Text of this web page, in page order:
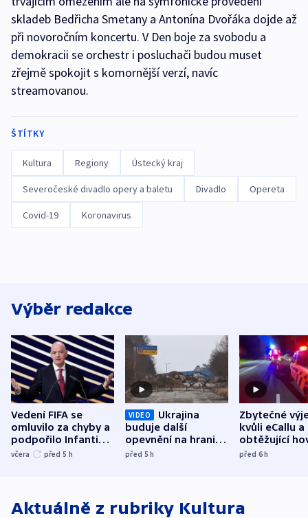
skladeb Bedřicha Smetany a Antonína Dvořáka dojde až
při novoročním koncertu. V Den boje za svobodu a
demokracii se orchestr i posluchači budou muset
zřejmě spokojit s komornější verzí, navíc
streamovanou.
ŠTÍTKY
Kultura Regiony Ústecký kraj
Severočeské divadlo opery a baletu Divadlo Opereta
Covid-19 Koronavirus
Výběr redakce
Vedení FIFA se
omluvilo za chyby a
podpořilo Infantina.
UEFA trvá na
včera před 5 h
VIDEO
Ukrajina
buduje další
opevnění na hranici
s Běloruskem
před 5h
Zbytečné
kvůli eCallu a
obtěžující
zdržují
před 6h
Aktuálně z rubriky Kultura